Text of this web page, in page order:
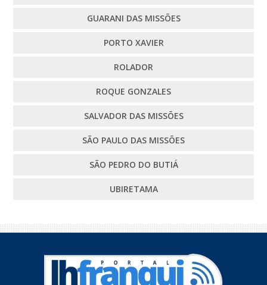
GUARANI DAS MISSÕES
PORTO XAVIER
ROLADOR
ROQUE GONZALES
SALVADOR DAS MISSÕES
SÃO PAULO DAS MISSÕES
SÃO PEDRO DO BUTIÁ
UBIRETAMA